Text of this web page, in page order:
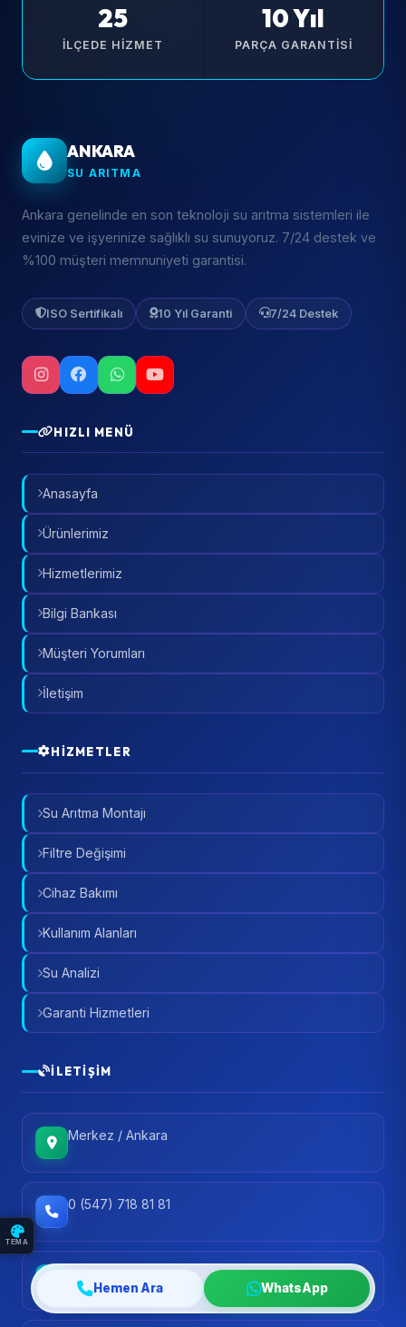
TEMA
25
İLÇEDE HIZMET
10 Yıl
PARÇA GARANTISI
ANKARA
SU ARITMA
Ankara genelinde en son teknoloji su arıtma sistemleri ile
evinize ve işyerinize sağlıklı su sunuyoruz. 7/24 destek ve
%100 müşteri memnuniyeti garantisi.
ISO Sertifikalı 10 Yıl Garanti 7/24 Destek
HIZLI MENÜ
Anasayfa
Ürünlerimiz
Hizmetlerimiz
Bilgi Bankası
Müşteri Yorumları
İletişim
HIZMETLER
Su Arıtma Montajı
Filtre Değişimi
Cihaz Bakımı
Kullanım Alanları
Su Analizi
Garanti Hizmetleri
İLETIŞIM
Merkez / Ankara
0 (547) 718 81 81
info@ankarasuaritma.org
Hemen Ara WhatsApp